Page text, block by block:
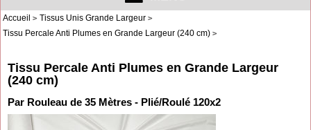
Accueil
Tissus Unis Grande Largeur
Tissu Percale Anti Plumes en Grande Largeur (240 cm)
Tissu Percale Anti Plumes en Grande Largeur
(240 cm)
Par Rouleau de 35 Mètres - Plié/Roulé 120x2